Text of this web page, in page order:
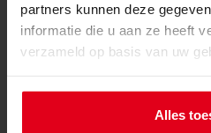
partners kunnen deze
informatie die u aan ze heeft
verzameld op basis van uw
Alles